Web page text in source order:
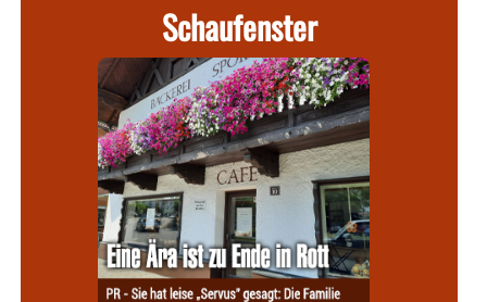
Schaufenster